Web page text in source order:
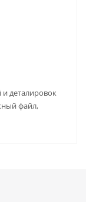
и деталировок
файл,